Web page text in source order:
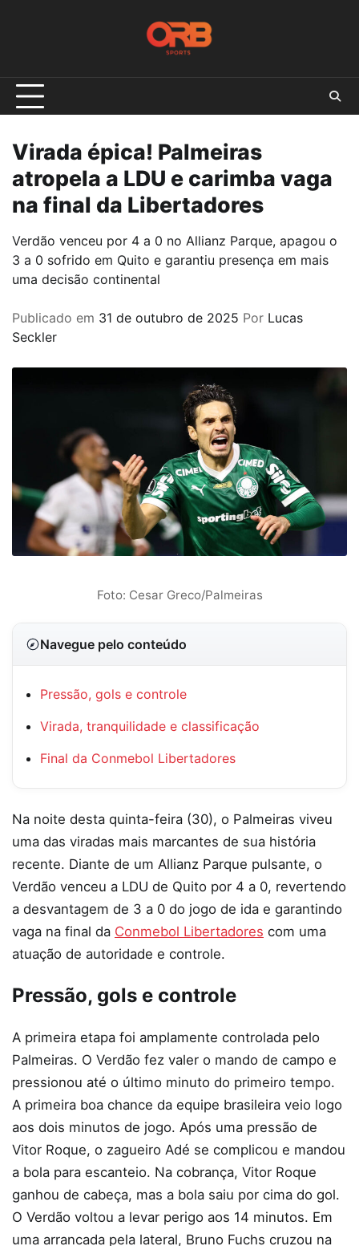
Virada épica! Palmeiras
atropela a LDU e carimba vaga
na final da Libertadores
Verdão venceu por 4 a 0 no Allianz Parque, apagou o
3 a 0 sofrido em Quito e garantiu presença em mais
uma decisão continental
Publicado em 31 de outubro de 2025 Por Lucas
Seckler
Foto: Cesar Greco/Palmeiras
Navegue pelo conteúdo
Pressão, gols e controle
Virada, tranquilidade e classificação
Final da Conmebol Libertadores
Na noite desta quinta-feira (30), o Palmeiras viveu
uma das viradas mais marcantes de sua história
recente. Diante de um Allianz Parque pulsante, o
Verdão venceu a LDU de Quito por 4 a 0, revertendo
a desvantagem de 3 a 0 do jogo de ida e garantindo
vaga na final da Conmebol Libertadores com uma
atuação de autoridade e controle.
Pressão, gols e controle
A primeira etapa foi amplamente controlada pelo
Palmeiras. O Verdão fez valer o mando de campo e
pressionou até o último minuto do primeiro tempo.
A primeira boa chance da equipe brasileira veio logo
aos dois minutos de jogo. Após uma pressão de
Vitor Roque, o zagueiro Adé se complicou e mandou
a bola para escanteio. Na cobrança, Vitor Roque
ganhou de cabeça, mas a bola saiu por cima do gol.
O Verdão voltou a levar perigo aos 14 minutos. Em
uma arrancada pela lateral, Bruno Fuchs cruzou na